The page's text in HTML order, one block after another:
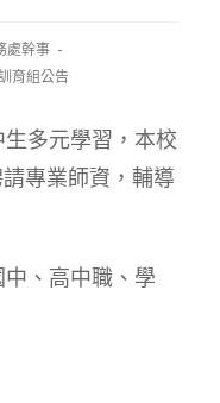
處幹事
育組公告
多元學習，本校
專業師資，輔導
、高中職、學